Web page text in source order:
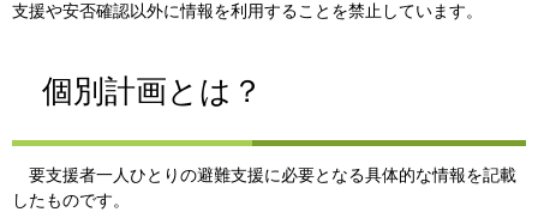
支援や安否確認以外に情報を利用することを禁止しています。
個別計画とは？
要支援者一人ひとりの避難支援に必要となる具体的な情報を記載
したものです。